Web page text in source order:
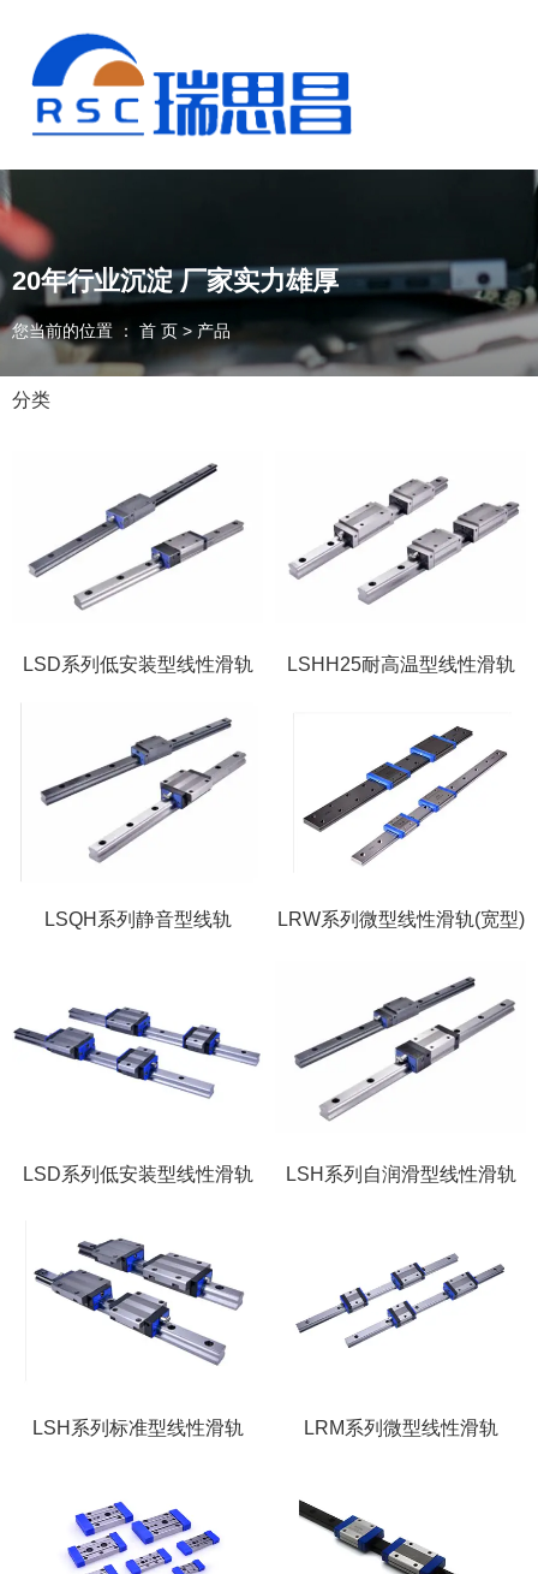
13925235098
20年行业沉淀 厂家实力雄厚
您当前的位置 ： 首 页 > 产品
分类
LSD系列低安装型线性滑轨 LSHH25耐高温型线性滑轨
LSQH系列静音型线轨 LRW系列微型线性滑轨(宽型)
LSD系列低安装型线性滑轨 LSH系列自润滑型线性滑轨
LSH系列标准型线性滑轨 LRM系列微型线性滑轨